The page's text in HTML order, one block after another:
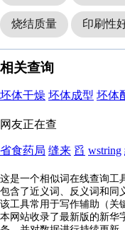
烧结质量 印刷性
相关查询
坯体干燥 坯体成型 坯体
网友正在查
省食药局 缝来 舀 wstring
这是一个相似词在线查询工
包含了近义词、反义词和同
该工具常用于写作辅助（关
本网站收录了最新版的新华